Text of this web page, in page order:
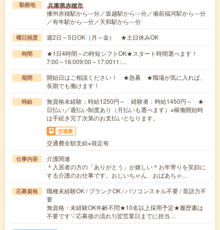
勤務地 兵庫県赤穂市
播州赤穂駅から---分／坂越駅から---分／備前福河駅から---分
／有年駅から---分／天和駅から---分
曜日頻度 週2日～5日OK（月～金） ★土日休みOK
時間
★1日4時間～の時短シフトOK★スタート時間選べます！
7:00～16:009:00～17:0011:…
期間
開始日はご相談ください！ ★急募 ★職場が気に入れば、
長期でも働けます！
時給
無資格未経験：時給1250円～ 経験者：時給1450円～ ★
日払い／週払い制度あり（月払いも選べます）※稼働開始時
は手続き完了次第のお支払いとなります。
交通費
交通費全額支給※規定有
仕事内容
介護関連
＊入居者の方の「ありがとう」が嬉しい＊お年寄りを笑顔に
する介護のお仕事です。おじいちゃん、おばあちゃ…
応募資格
職種未経験OK / ブランクOK / パソコンスキル不要 / 英語力不
要
無資格・未経験OK年齢不問★10名以上採用予定★履歴書は
不要です▽応募後の流れ1)翌営業日までに担当…